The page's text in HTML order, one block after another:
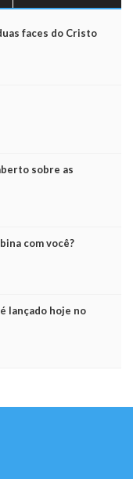
faces do Cristo
sobre as
com você?
lançado hoje no